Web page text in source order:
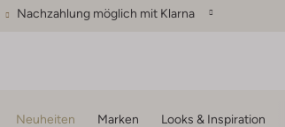
Nachzahlung möglich mit Klarna
Neuheiten Marken Looks & Inspiration